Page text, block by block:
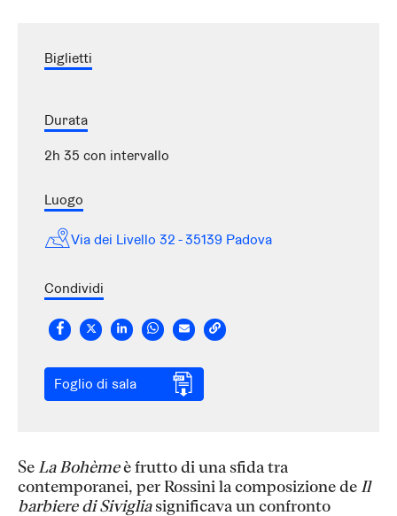
Biglietti
Durata
2h 35 con intervallo
Luogo
Via dei Livello 32 - 35139 Padova
Condividi
Foglio di sala
Se La Bohèmeè frutto di una sfida tra
contemporanei, per Rossini la composizione de Il
barbiere di Sivigliasignificava un confronto